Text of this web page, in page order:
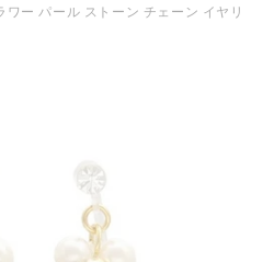
ワー パール ストーン チェーン イヤリ